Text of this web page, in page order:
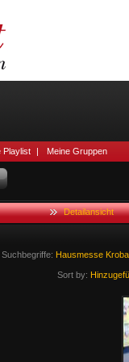
Playlist | Meine Gruppen
Detailansicht
Hausmesse
Sort by: